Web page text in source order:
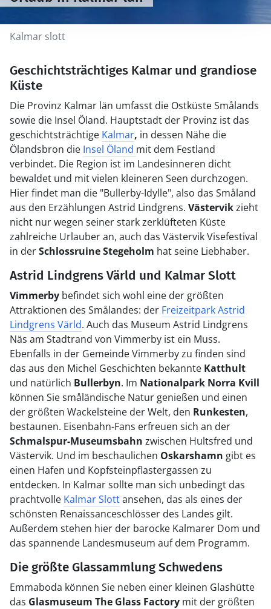
Kalmar slott
Geschichtsträchtiges Kalmar und grandiose
Küste
Die Provinz Kalmar län umfasst die Ostküste Smålands
sowie die Insel Öland. Hauptstadt der Provinz ist das
geschichtsträchtige Kalmar, in dessen Nähe die
Ölandsbron die Insel Öland mit dem Festland
verbindet. Die Region ist im Landesinneren dicht
bewaldet und mit vielen kleineren Seen durchzogen.
Hier findet man die "Bullerby-Idylle", also das Småland
aus den Erzählungen Astrid Lindgrens. Västervikzieht
nicht nur wegen seiner stark zerklüfteten Küste
zahlreiche Urlauber an, auch das Västervik Visefestival
in derSchlossruine Stegeholm hat seine Liebhaber.
Astrid Lindgrens Värld und Kalmar Slott
Vimmerby befindet sich wohl eine der größten
Attraktionen des Smålandes: der Freizeitpark Astrid
Lindgrens Värld. Auch das Museum Astrid Lindgrens
Näs am Stadtrand von Vimmerby ist ein Muss.
Ebenfalls in der Gemeinde Vimmerby zu finden sind
das aus den Michel Geschichten bekannte Katthult
und natürlich Bullerbyn. Im Nationalpark Norra Kvill
können Sie småländische Natur genießen und einen
der größten Wackelsteine der Welt, den Runkesten,
bestaunen. Eisenbahn-Fans erfreuen sich an der
Schmalspur-Museumsbahn zwischen Hultsfred und
Västervik. Und im beschaulichen Oskarshamn gibt es
einen Hafen und Kopfsteinpflastergassen zu
entdecken. In Kalmar sollte man sich unbedingt das
prachtvolle Kalmar Slottansehen, das als eines der
schönsten Renaissanceschlösser des Landes gilt.
Außerdem stehen hier der barocke Kalmarer Dom und
das spannende Landesmuseum auf dem Programm.
Die größte Glassammlung Schwedens
Emmaboda können Sie neben einer kleinen Glashütte
das Glasmuseum The Glass Factory mit der größten